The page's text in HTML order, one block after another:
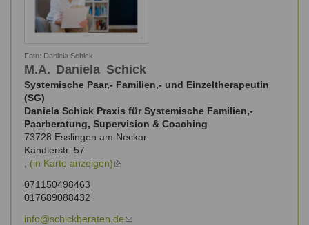
Seminare und Kurse
Fortbildungen
Passwort
Anmelden
Foto: Daniela Schick
M.A. Daniela Schick
Systemische Paar,- Familien,- und Einzeltherapeutin
(SG)
Daniela Schick Praxis für Systemische Familien,-
Paarberatung, Supervision & Coaching
73728 Esslingen am Neckar
Kandlerstr. 57
(in Karte anzeigen)(link
071150498463
017689088432
info@schickberaten.de(link